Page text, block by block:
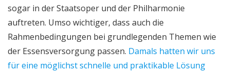
sogar in der Staatsoper und der Philharmonie
auftreten. Umso wichtiger, dass auch die
Rahmenbedingungen bei grundlegenden Themen wie
der Essensversorgung passen. Damals hatten wir uns
für eine möglichst schnelle und praktikable Lösung